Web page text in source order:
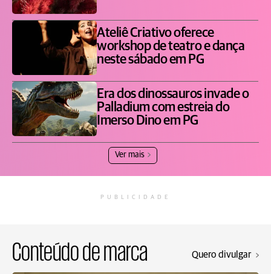
Ateliê Criativo oferece
workshop de teatro e dança
neste sábado em PG
Era dos dinossauros invade o
Palladium com estreia do
Imerso Dino em PG
Ver mais
PUBLICIDADE
Conteúdo de marca Quero divulgar